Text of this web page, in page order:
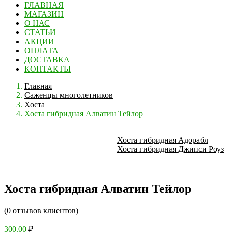
ГЛАВНАЯ
МАГАЗИН
О НАС
СТАТЬИ
АКЦИИ
ОПЛАТА
ДОСТАВКА
КОНТАКТЫ
Главная
Саженцы многолетников
Хоста
Хоста гибридная Алватин Тейлор
Хоста гибридная Адорабл
Хоста гибридная Джипси Роуз
Хоста гибридная Алватин Тейлор
(0 отзывов клиентов)
300.00 ₽